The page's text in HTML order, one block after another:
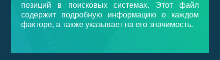
позиций в поисковых системах. Этот файл
содержит подробную информацию о каждом
факторе, а также указывает на его значимость.